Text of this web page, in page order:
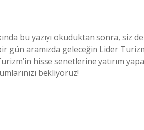
bu yazıyı okuduktan sonra, siz
gün aramızda geleceğin Lider
hisse senetlerine yatırım
bekliyoruz!